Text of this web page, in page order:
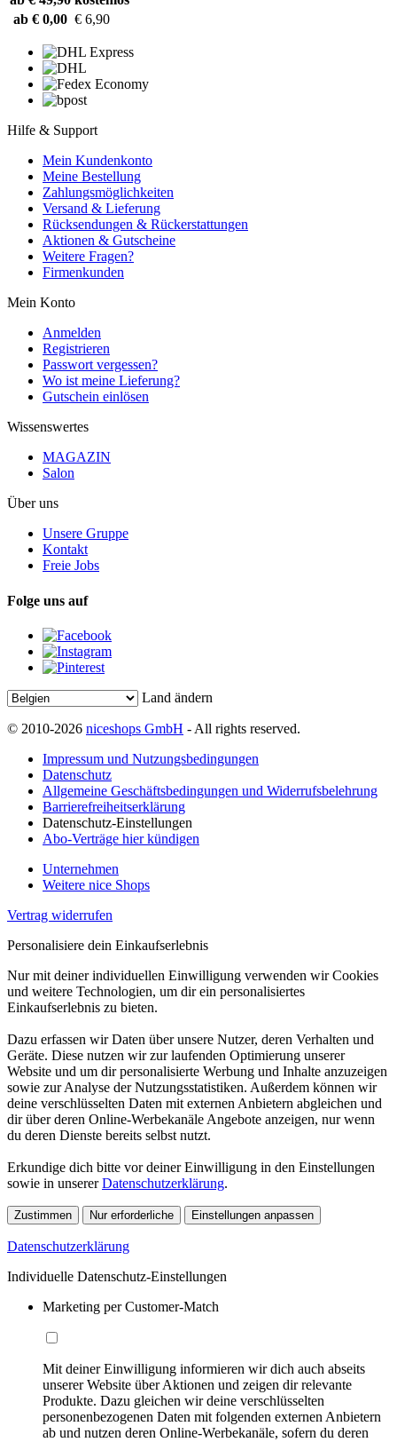
ab € 0,00 € 6,90
Hilfe & Support
Mein Kundenkonto
Meine Bestellung
Zahlungsmöglichkeiten
Versand & Lieferung
Rücksendungen & Rückerstattungen
Aktionen & Gutscheine
Weitere Fragen?
Firmenkunden
Mein Konto
Anmelden
Registrieren
Passwort vergessen?
Wo ist meine Lieferung?
Gutschein einlösen
Wissenswertes
MAGAZIN
Salon
Über uns
Unsere Gruppe
Kontakt
Freie Jobs
Folge uns auf
Land ändern
© 2010-2026 niceshops GmbH - All rights reserved.
Impressum und Nutzungsbedingungen
Datenschutz
Allgemeine Geschäftsbedingungen und Widerrufsbelehrung
Barrierefreiheitserklärung
Datenschutz-Einstellungen
Abo-Verträge hier kündigen
Unternehmen
Weitere nice Shops
Vertrag widerrufen
Personalisiere dein Einkaufserlebnis
Nur mit deiner individuellen Einwilligung verwenden wir Cookies
und weitere Technologien, um dir ein personalisiertes
Einkaufserlebnis zu bieten.
Dazu erfassen wir Daten über unsere Nutzer, deren Verhalten und
Geräte. Diese nutzen wir zur laufenden Optimierung unserer
Website und um dir personalisierte Werbung und Inhalte anzuzeigen
sowie zur Analyse der Nutzungsstatistiken. Außerdem können wir
deine verschlüsselten Daten mit externen Anbietern abgleichen und
dir über deren Online-Werbekanäle Angebote anzeigen, nur wenn
du deren Dienste bereits selbst nutzt.
Erkundige dich bitte vor deiner Einwilligung in den Einstellungen
sowie in unsererDatenschutzerklärung.
Zustimmen Nur erforderliche Einstellungen anpassen
Datenschutzerklärung
Individuelle Datenschutz-Einstellungen
Marketing per Customer-Match
Mit deiner Einwilligung informieren wir dich auch abseits
unserer Website über Aktionen und zeigen dir relevante
Produkte. Dazu gleichen wir deine verschlüsselten
personenbezogenen Daten mit folgenden externen Anbietern
ab und nutzen deren Online-Werbekanäle, sofern du deren